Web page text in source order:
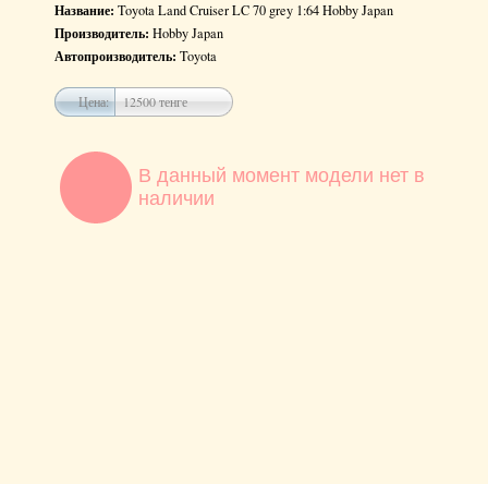
Название: Toyota Land Cruiser LC 70 grey 1:64 Hobby Japan
Производитель: Hobby Japan
Автопроизводитель: Toyota
Цена: 12500 тенге
В данный момент модели нет в
наличии